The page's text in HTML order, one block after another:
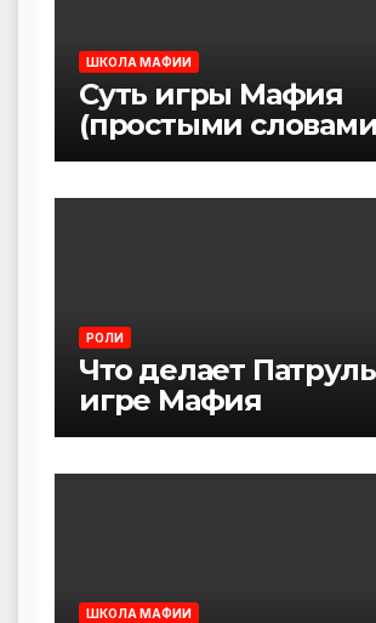
ШКОЛА МАФИИ
Суть игры Мафия
(простыми
РОЛИ
Что делает
игре Мафия
ШКОЛА МАФИИ